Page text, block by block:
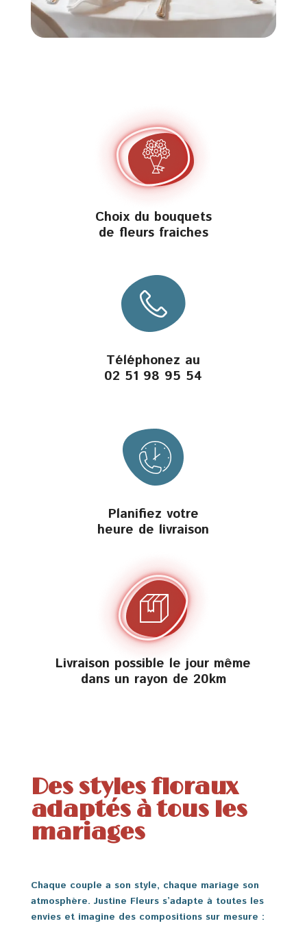
Choix du bouquets
de fleurs fraiches
Téléphonez au
02 51 98 95 54
Planifiez votre
heure de livraison
Livraison possible le jour même
dans un rayon de 20km
Des styles floraux
adaptés à tous les
mariages
Chaque couple a son style, chaque mariage son
atmosphère. Justine Fleurs s’adapte à toutes les
envies et imagine des compositions sur mesure :